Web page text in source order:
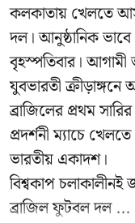
কলকাতায় খেলতে
দল। আনুষ্ঠানিক
বৃহস্পতিবার।
যুবভারতী ক্রীড়াঙ্গনে
ব্রাজিলের প্রথম
প্রদর্শনী ম্যাচে
ভারতীয় একাদশ।
বিশ্বকাপ
ব্রাজিল ফুটবল দল ...